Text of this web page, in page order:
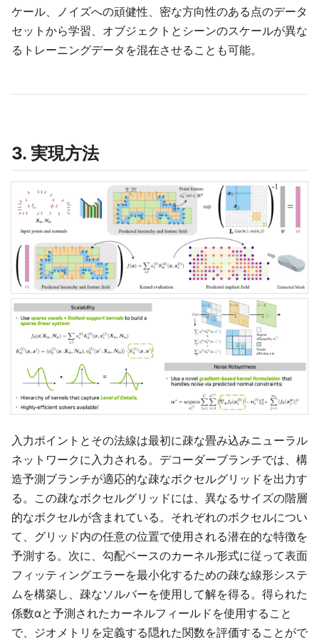
ケール、ノイズへの頑健性、密な方向性のある点のデータ
セットから学習、オブジェクトとシーンのスケールが異な
るトレーニングデータを混在させることも可能。
3. 実現方法
入力ポイントとその法線は最初に疎な畳み込みニューラル
ネットワークに入力される。デコーダーブランチでは、構
造予測ブランチが適応的な疎なボクセルグリッドを出力す
る。この疎なボクセルグリッドには、異なるサイズの階層
的なボクセルが含まれている。それぞれのボクセルについ
て、グリッド内の任意の位置で使用される潜在的な特徴を
予測する。次に、勾配ベースのカーネル形式に従って表面
フィッティングエラーを最小化するための疎な線形システ
ムを構築し、疎なソルバーを使用して解を得る。得られた
係数αと予測されたカーネルフィールドを使用すること
で、ジオメトリを定義する隠れた関数を評価することがで